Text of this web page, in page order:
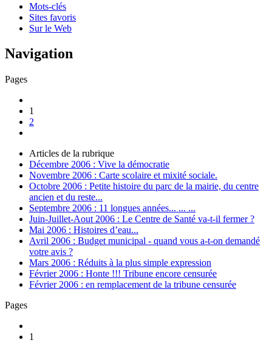
Mots-clés
Sites favoris
Sur le Web
Navigation
Pages
1
2
Articles de la rubrique
Décembre 2006 : Vive la démocratie
Novembre 2006 : Carte scolaire et mixité sociale.
Octobre 2006 : Petite histoire du parc de la mairie, du centre
ancien et du reste...
Septembre 2006 : 11 longues années... ... ...
Juin-Juillet-Aout 2006 : Le Centre de Santé va-t-il fermer ?
Mai 2006 : Histoires d’eau...
Avril 2006 : Budget municipal - quand vous a-t-on demandé
votre avis ?
Mars 2006 : Réduits à la plus simple expression
Février 2006 : Honte !!! Tribune encore censurée
Février 2006 : en remplacement de la tribune censurée
Pages
1